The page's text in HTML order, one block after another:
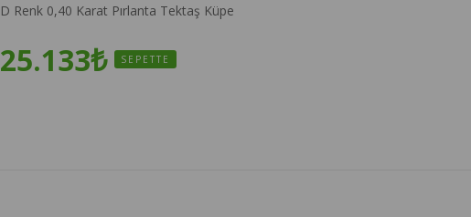
D Renk 0,40 Karat Pırlanta Tektaş Küpe
25.133₺ SEPETTE